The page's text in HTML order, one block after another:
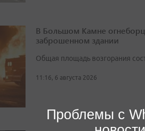
В Большом Камне
заброшенном здании
Общая площадь возгорания
11:16, 6 августа 2026
Проблемы с